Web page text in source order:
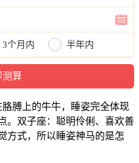
3个月内 半年内
膊上的牛牛，睡姿完全体现
。双子座：聪明伶俐、喜欢善
方式，所以睡姿神马的是怎